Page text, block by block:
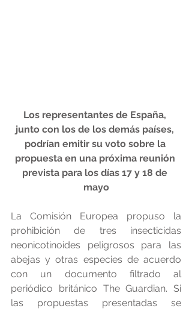
Los representantes de España,
junto con los de los demás países,
podrían emitir su voto sobre la
propuesta en una próxima reunión
prevista para los días 17 y 18 de
mayo
La Comisión Europea propuso la
prohibición de tres insecticidas
neonicotinoides peligrosos para las
abejas y otras especies de acuerdo
con un documento filtrado al
periódico británico The Guardian. Si
las propuestas presentadas se